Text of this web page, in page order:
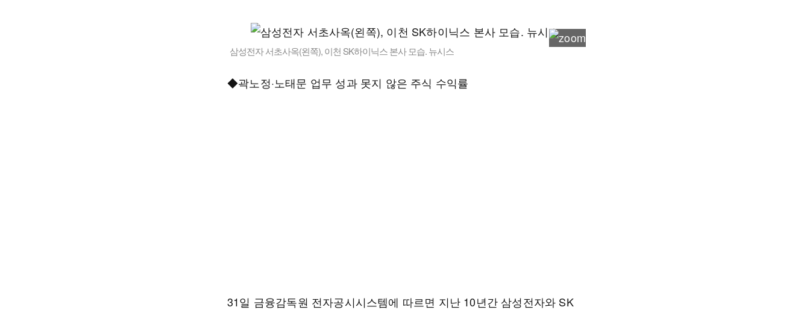
삼성전자 서초사옥(왼쪽), 이천 SK하이닉스 본사 모습. 뉴시스
◆곽노정·노태문 업무 성과 못지 않은 주식 수익률
31일 금융감독원 전자공시시스템에 따르면 지난 10년간 삼성전자와 SK